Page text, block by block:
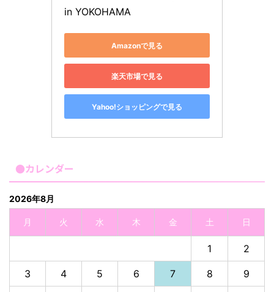
in YOKOHAMA
Amazonで見る
楽天市場で見る
Yahoo!ショッピングで見る
●カレンダー
2026年8月
月 火 水 木 金 土 日
1 2
3 4 5 6 7 8 9